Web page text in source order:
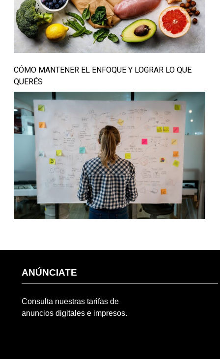
CÓMO MANTENER EL ENFOQUE Y LOGRAR LO QUE
QUERÉS
ANÚNCIATE
Consulta nuestras tarifas de
anuncios digitales e impresos.